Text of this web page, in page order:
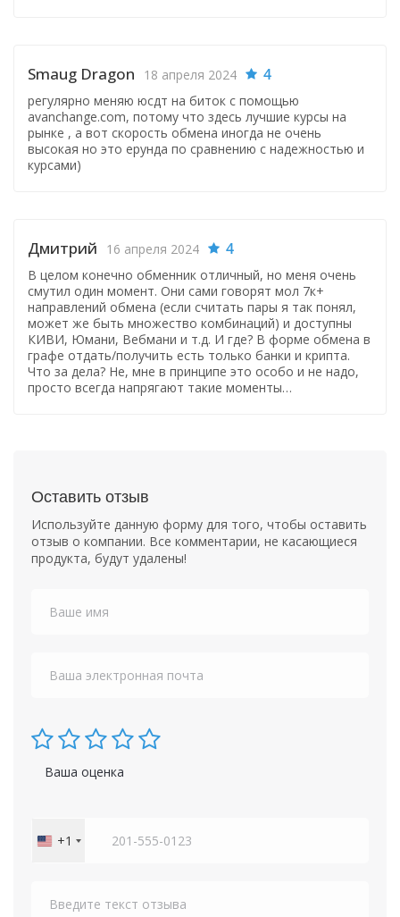
Smaug Dragon 18 апреля 2024 4
регулярно меняю юсдт на биток с помощью
avanchange.com, потому что здесь лучшие курсы на
рынке , а вот скорость обмена иногда не очень
высокая но это ерунда по сравнению с надежностью и
курсами)
Дмитрий 16 апреля 2024 4
В целом конечно обменник отличный, но меня очень
смутил один момент. Они сами говорят мол 7к+
направлений обмена (если считать пары я так понял,
может же быть множество комбинаций) и доступны
КИВИ, Юмани, Вебмани и т.д. И где? В форме обмена в
графе отдать/получить есть только банки и крипта.
Что за дела? Не, мне в принципе это особо и не надо,
просто всегда напрягают такие моменты…
Оставить отзыв
Используйте данную форму для того, чтобы оставить
отзыв о компании. Все комментарии, не касающиеся
продукта, будут удалены!
Ваша оценка
United
+1